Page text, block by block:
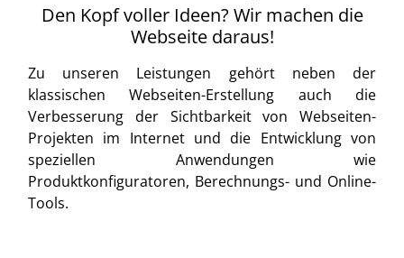
Den Kopf voller Ideen? Wir machen die
Webseite daraus!
Zu unseren Leistungen gehört neben der
klassischen Webseiten-Erstellung auch die
Verbesserung der Sichtbarkeit von Webseiten-
Projekten im Internet und die Entwicklung von
speziellen Anwendungen wie
Produktkonfiguratoren, Berechnungs- und Online-
Tools.